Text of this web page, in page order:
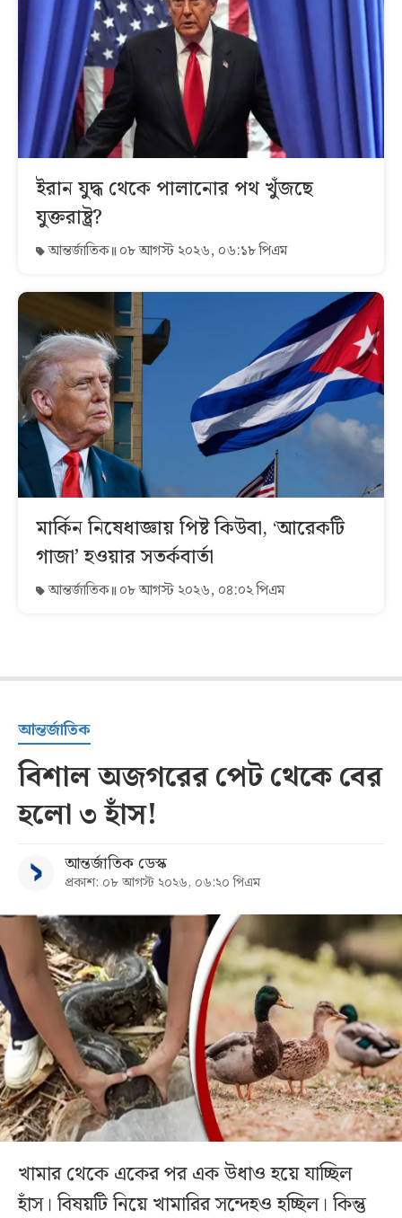
ইরান যুদ্ধ থেকে পালানোর পথ খুঁজছে
যুক্তরাষ্ট্র?
আন্তর্জাতিক ০৮ আগস্ট ২০২৬, ০৬:১৮ পিএম
মার্কিন নিষেধাজ্ঞায় পিষ্ট কিউবা, ‘আরেকটি
গাজা’ হওয়ার সতর্কবার্তা
আন্তর্জাতিক ০৮ আগস্ট ২০২৬, ০৪:০২ পিএম
আন্তর্জাতিক
বিশাল অজগরের পেট থেকে বের
হলো ৩ হাঁস!
আন্তর্জাতিক ডেস্ক
প্রকাশ: ০৮ আগস্ট ২০২৬, ০৬:২০ পিএম
খামার থেকে একের পর এক উধাও হয়ে যাচ্ছিল
হাঁস। বিষয়টি নিয়ে খামারির সন্দেহও হচ্ছিল। কিন্তু